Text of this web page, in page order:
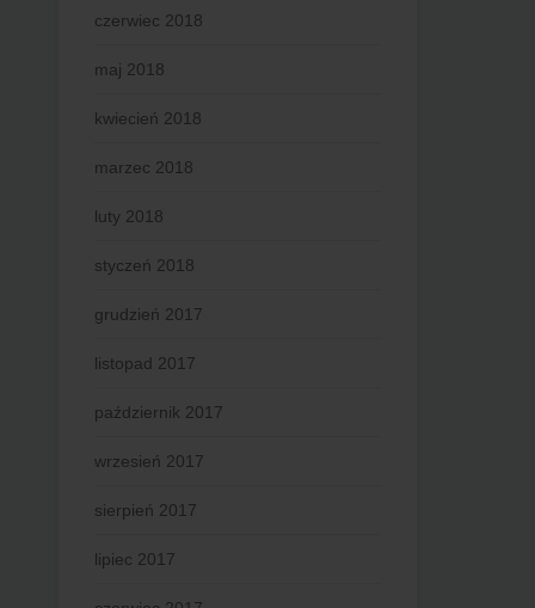
czerwiec 2018
maj 2018
kwiecień 2018
marzec 2018
luty 2018
styczeń 2018
grudzień 2017
listopad 2017
październik 2017
wrzesień 2017
sierpień 2017
lipiec 2017